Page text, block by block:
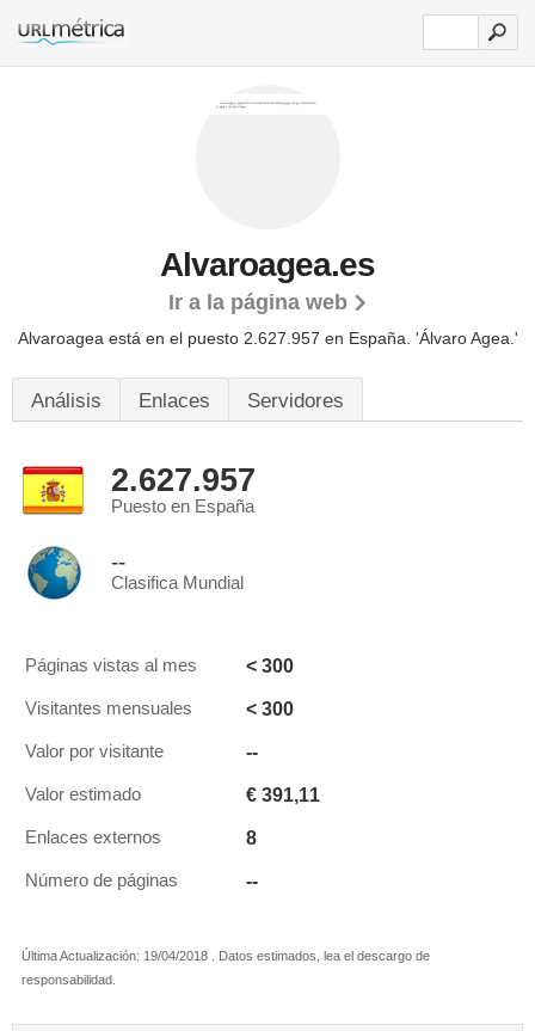
Alvaroagea.es
Ir a la página web
Alvaroagea está en el puesto 2.627.957 en España. 'Álvaro Agea.'
Análisis Enlaces Servidores
2.627.957
Puesto en España
--
Clasifica Mundial
Páginas vistas al mes < 300
Visitantes mensuales < 300
Valor por visitante --
Valor estimado € 391,11
Enlaces externos 8
Número de páginas --
Última Actualización: 19/04/2018 . Datos estimados, lea el descargo de
responsabilidad.